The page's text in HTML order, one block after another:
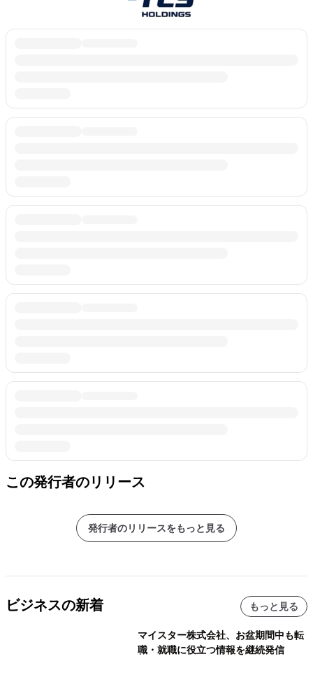
この発行者のリリース
発行者のリリースをもっと見る
ビジネスの新着 もっと見る
マイスター株式会社、お盆期間中も転
職・就職に役立つ情報を継続発信